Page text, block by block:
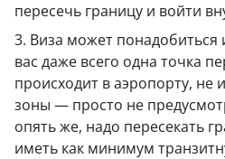
пересечь границу и войти
3. Виза может понадобиться
вас даже всего одна точка
происходит в аэропорту,
зоны — просто не
опять же, надо пересекать
иметь как минимум